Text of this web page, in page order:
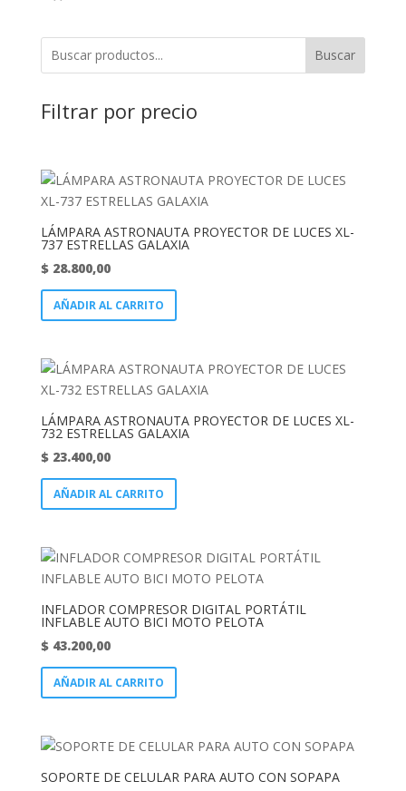
Buscar
Filtrar por precio
LÁMPARA ASTRONAUTA PROYECTOR DE LUCES XL-
737 ESTRELLAS GALAXIA
$28.800,00
AÑADIR AL CARRITO
LÁMPARA ASTRONAUTA PROYECTOR DE LUCES XL-
732 ESTRELLAS GALAXIA
$23.400,00
AÑADIR AL CARRITO
INFLADOR COMPRESOR DIGITAL PORTÁTIL
INFLABLE AUTO BICI MOTO PELOTA
$43.200,00
AÑADIR AL CARRITO
SOPORTE DE CELULAR PARA AUTO CON SOPAPA